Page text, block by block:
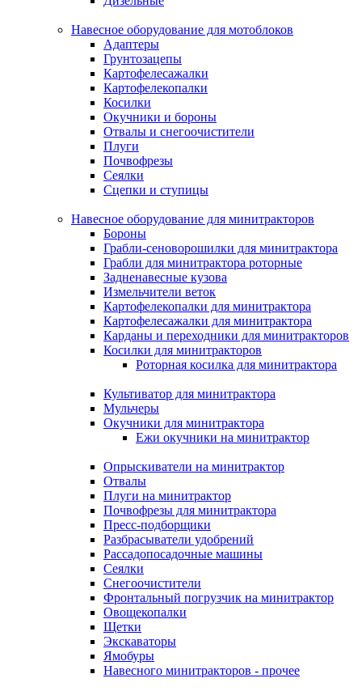
Навесное оборудование для мотоблоков
Адаптеры
Грунтозацепы
Картофелесажалки
Картофелекопалки
Косилки
Окучники и бороны
Отвалы и снегоочистители
Плуги
Почвофрезы
Сеялки
Сцепки и ступицы
Навесное оборудование для минитракторов
Бороны
Грабли-сеноворошилки для минитрактора
Грабли для минитрактора роторные
Задненавесные кузова
Измельчители веток
Картофелекопалки для минитрактора
Картофелесажалки для минитрактора
Карданы и переходники для минитракторов
Косилки для минитракторов
Роторная косилка для минитрактора
Культиватор для минитрактора
Мульчеры
Окучники для минитрактора
Ежи окучники на минитрактор
Опрыскиватели на минитрактор
Отвалы
Плуги на минитрактор
Почвофрезы для минитрактора
Пресс-подборщики
Разбрасыватели удобрений
Рассадопосадочные машины
Сеялки
Снегоочистители
Фронтальный погрузчик на минитрактор
Овощекопалки
Щетки
Экскаваторы
Ямобуры
Навесного минитракторов - прочее